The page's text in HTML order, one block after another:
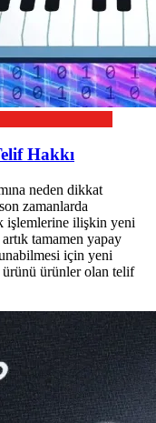
Hakkı
neden dikkat
zamanlarda
işlemlerine ilişkin yeni
tamamen yapay
için yeni
ürünler olan telif